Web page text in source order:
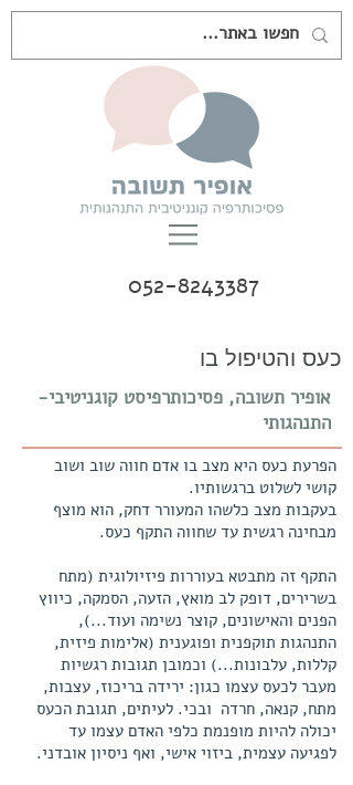
052-8243387
כעס והטיפול בו
הפרעת כעס היא מצב בו אדם חווה שוב ושוב
קושי לשלוט ברגשותיו.
בעקבות מצב כלשהו המעורר דחק, הוא מוצף
מבחינה רגשית עד שחווה התקף כעס.
התקף זה מתבטא בעוררות פיזיולוגית (מתח
בשרירים, דופק לב מואץ, הזעה, הסמקה, כיווץ
הפנים והאישונים, קוצר נשימה ועוד...),
התנהגות תוקפנית ופוגענית (אלימות פיזית,
קללות, עלבונות...) וכמובן תגובות רגשיות
מעבר לכעס עצמו כגון: ירידה בריכוז, עצבות,
מתח, קנאה, חרדה ובכי. לעיתים, תגובת הכעס
יכולה להיות מופנמת כלפי האדם עצמו עד
לפגיעה עצמית, ביזוי אישי, ואף ניסיון אובדני.
אופיר תשובה, פסיכותרפיסט קוגניטיבי-
התנהגותי